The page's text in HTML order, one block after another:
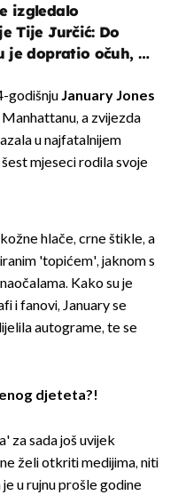
izgledalo
Tije Jurčić: Do
je dopratio očuh, a
godišnjuJanuary Jones
a zvijezda
u najfatalnijem
mjeseci rodila svoje
hlače, crne štikle, a
'topićem', jaknom s
Kako su je
i fanovi, January se
autograme, te se
djeteta?!
za sada još uvijek
želi otkriti medijima, niti
u rujnu prošle godine